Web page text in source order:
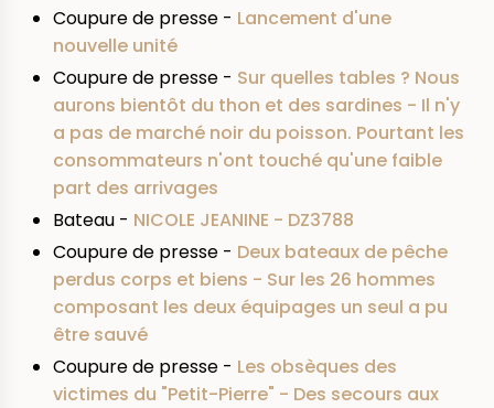
Coupure de presse - Lancement d'une
nouvelle unité
Coupure de presse - Sur quelles tables ? Nous
aurons bientôt du thon et des sardines - Il n'y
a pas de marché noir du poisson. Pourtant les
consommateurs n'ont touché qu'une faible
part des arrivages
Bateau - NICOLE JEANINE - DZ3788
Coupure de presse - Deux bateaux de pêche
perdus corps et biens - Sur les 26 hommes
composant les deux équipages un seul a pu
être sauvé
Coupure de presse - Les obsèques des
victimes du "Petit-Pierre" - Des secours aux